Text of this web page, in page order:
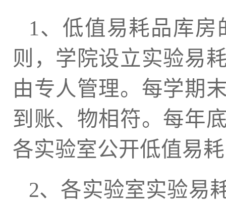
1、低值易耗品库
则，学院设立实验易
由专人管理。每学期
到账、物相符。每年
各实验室公开低值易
2、各实验室实验易